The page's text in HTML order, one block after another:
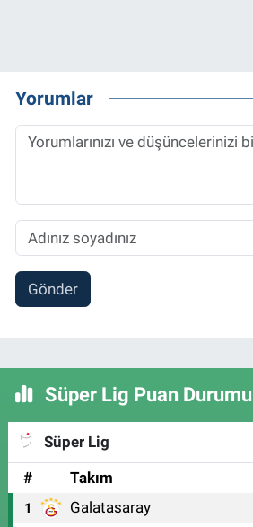
Yorumlar
Gönder
Süper Lig Puan Durumu
Süper Lig
#
Takım
1 Galatasaray